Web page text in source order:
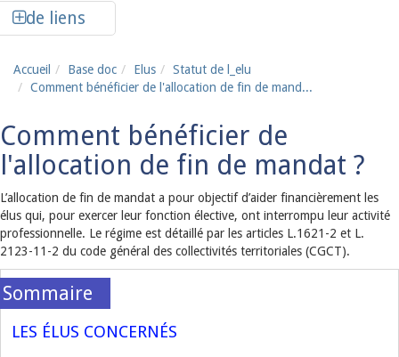
de liens
Accueil Base doc Elus
Statut de l_elu
Comment bénéficier de l'allocation de fin de mand...
Comment bénéficier de
l'allocation de fin de mandat ?
L’allocation de fin de mandat a pour objectif d’aider financièrement les
élus qui, pour exercer leur fonction élective, ont interrompu leur activité
professionnelle. Le régime est détaillé par les articles L.1621-2 et L.
2123-11-2 du code général des collectivités territoriales (CGCT).
LES ÉLUS CONCERNÉS